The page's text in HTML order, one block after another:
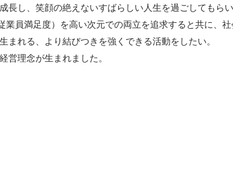
長し、笑顔の絶えないすばらしい人生を過ごしてもらい
業員満足度）を高い次元での両立を追求すると共に、
まれる、より結びつきを強くできる活動をしたい。
営理念が生まれました。